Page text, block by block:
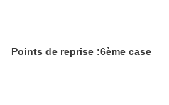
Points de reprise :6ème case